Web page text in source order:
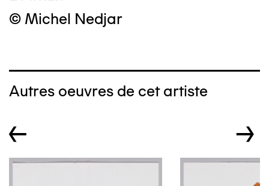
© Michel Nedjar
Autres oeuvres de cet artiste
← →